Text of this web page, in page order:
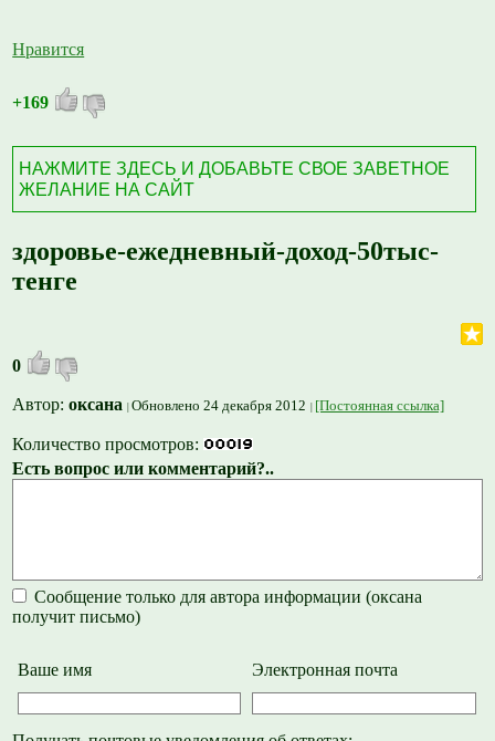
Нравится
+169
НАЖМИТЕ ЗДЕСЬ И ДОБАВЬТЕ СВОЕ ЗАВЕТНОЕ
ЖЕЛАНИЕ НА САЙТ
здоровье-ежедневный-доход-50тыс-
тенге
0
Автор:оксана Обновлено 24 декабря 2012 [Постоянная ссылка]
Количество просмотров:
Есть вопрос или комментарий?..
Сообщение только для автора информации (оксана
получит письмо)
Ваше имя Электронная почта